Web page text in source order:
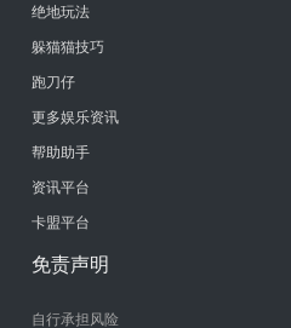
绝地玩法
躲猫猫技巧
跑刀仔
更多娱乐资讯
帮助助手
资讯平台
卡盟平台
免责声明
自行承担风险